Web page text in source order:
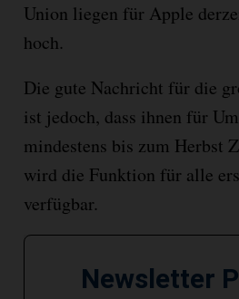
Union liegen für Apple
hoch.
Die gute Nachricht für die
ist jedoch, dass ihnen für
mindestens bis zum Herbst
wird die Funktion für alle
verfügbar.
Newsletter